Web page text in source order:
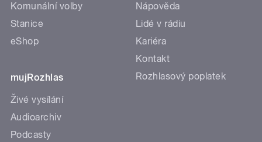
Komunální volby
Stanice
eShop
mujRozhlas
Živé vysílání
Audioarchiv
Podcasty
Nápověda
Lidé v rádiu
Kariéra
Kontakt
Rozhlasový poplatek